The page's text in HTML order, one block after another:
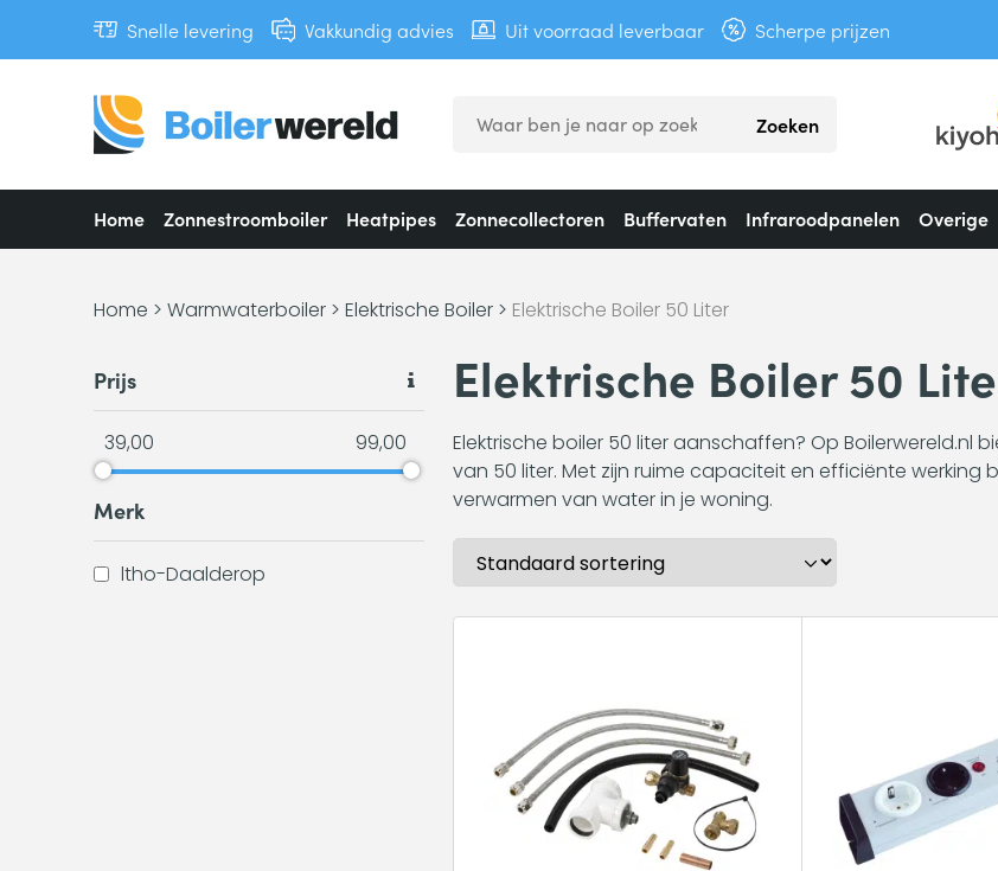
Snelle levering Vakkundig advies Uit voorraad leverbaar Scherpe prijzen
Zoeken
Home Zonnestroomboiler Heatpipes Zonnecollectoren Buffervaten Infraroodpanelen Overige
Home >Warmwaterboiler >Elektrische Boiler > Elektrische Boiler 50 Liter
Prijs
39,00 99,00
Merk
ltho-Daalderop
Elektrische Boiler 50
Elektrische boiler 50 liter aanschaffen? Op Boilerwereld.nl
van 50 liter. Met zijn ruime capaciteit en efficiënte
verwarmen van water in je woning.